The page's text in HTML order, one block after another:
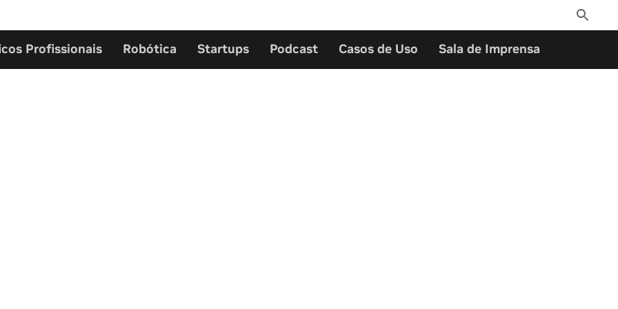
Toggle
Search
Profissionais Robótica Startups Podcast Casos de Uso Sala de Imprensa